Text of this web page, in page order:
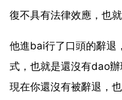
復不具有法律效應，也
他進bai行了口頭的辭退
式，也就是還沒有dao
現在你還沒有被辭退，